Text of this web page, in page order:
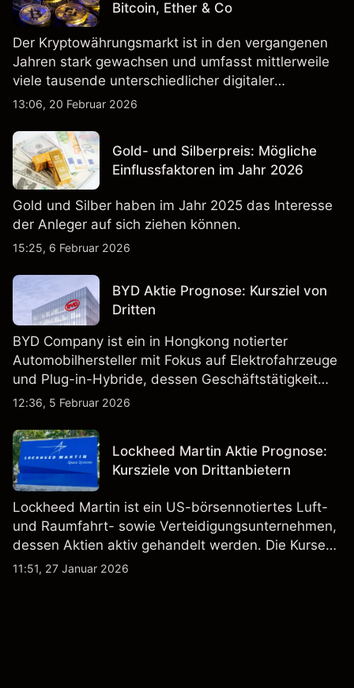
Bitcoin, Ether & Co
Der Kryptowährungsmarkt ist in den vergangenen
Jahren stark gewachsen und umfasst mittlerweile
viele tausende unterschiedlicher digitaler
Währungen.
13:06, 20 Februar 2026
Gold- und Silberpreis: Mögliche
Einflussfaktoren im Jahr 2026
Gold und Silber haben im Jahr 2025 das Interesse
der Anleger auf sich ziehen können.
15:25, 6 Februar 2026
BYD Aktie Prognose: Kursziel von
Dritten
BYD Company ist ein in Hongkong notierter
Automobilhersteller mit Fokus auf Elektrofahrzeuge
und Plug-in-Hybride, dessen Geschäftstätigkeit
Fahrzeugproduktion, Batterien und verwandte
Märkten umfasst.
12:36, 5 Februar 2026
Lockheed Martin Aktie Prognose:
Kursziele von Drittanbietern
Lockheed Martin ist ein US-börsennotiertes Luft-
und Raumfahrt- sowie Verteidigungsunternehmen,
dessen Aktien aktiv gehandelt werden. Die Kurse
werden von Unternehmensergebnissen,
11:51, 27 Januar 2026